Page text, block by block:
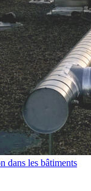
dans les bâtiments